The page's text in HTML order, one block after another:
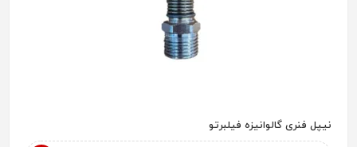
نیپل فنری گالوانیزه فیلبرتو